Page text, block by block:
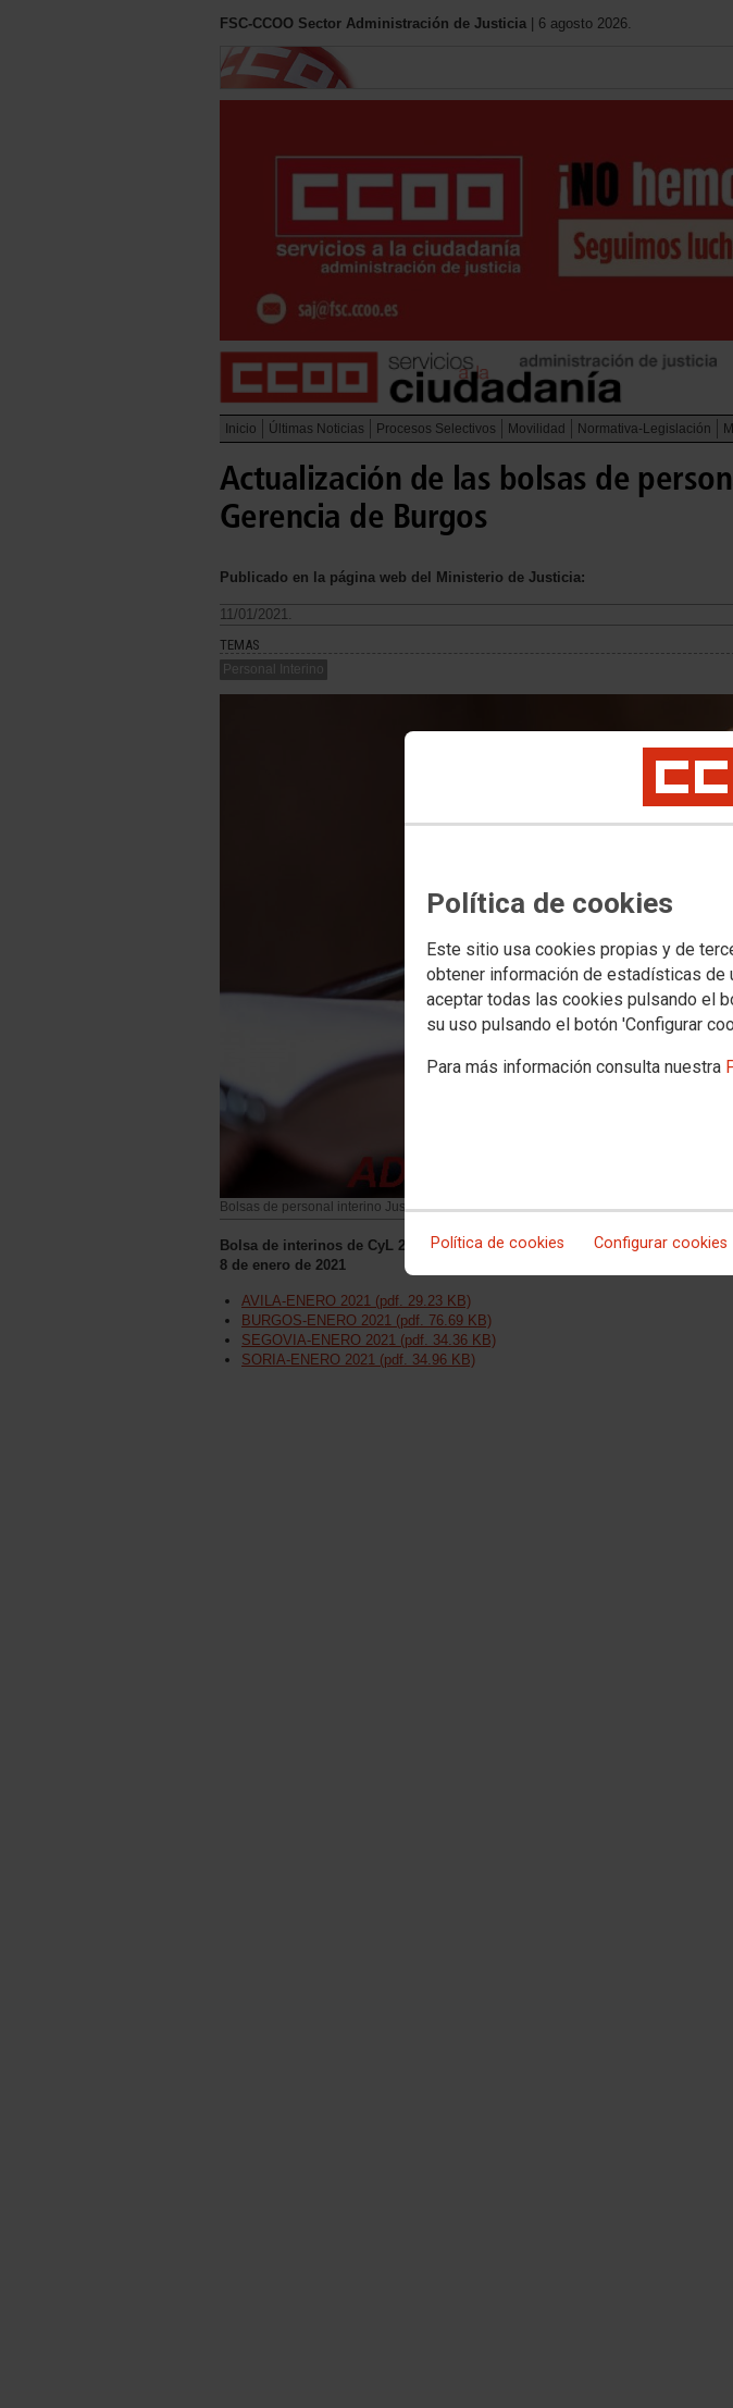
Política de cookies
Este sitio usa cookies propias y de
obtener información de estadísticas
aceptar todas las cookies pulsando el
su uso pulsando el botón 'Configurar
Para más información consulta nuestra
Política de cookies Configurar cookies
FSC-CCOO Sector Administración de Justicia | 6 agosto 2026.
Inicio Últimas Noticias Procesos Selectivos Movilidad Normativa-Legislación
Actualización de las bolsas de
Gerencia de Burgos
Publicado en la página web del Ministerio de Justicia:
11/01/2021.
TEMAS
Personal Interino
Bolsas de personal interino Justicia
Bolsa de interinos de CyL 2016 Burgos a Enero de 2021
8 de enero de 2021
AVILA-ENERO 2021 (pdf. 29.23 KB)
BURGOS-ENERO 2021 (pdf. 76.69 KB)
SEGOVIA-ENERO 2021 (pdf. 34.36 KB)
SORIA-ENERO 2021 (pdf. 34.96 KB)